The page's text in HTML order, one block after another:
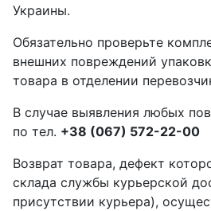
Украины.
Обязательно проверьте
внешних повреждений
товара в отделении
В случае выявления любых
по тел. +38 (067) 572-22-00
Возврат товара, дефект
склада службы курьерской
присутствии курьера),